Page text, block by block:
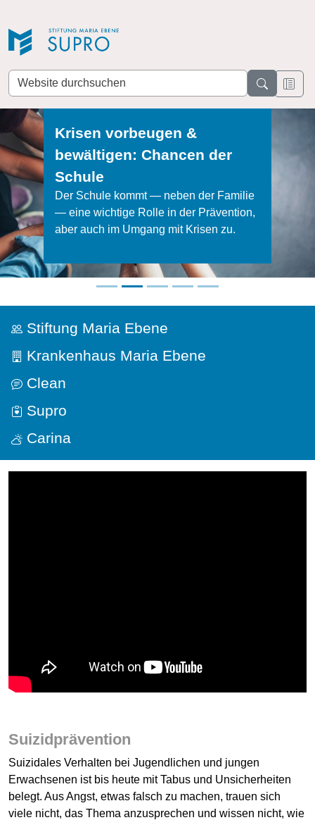
Website
durchsuchen
Krisen vorbeugen &
bewältigen: Chancen der
Schule
Der Schule kommt — neben der Familie
— eine wichtige Rolle in der Prävention,
aber auch im Umgang mit Krisen zu.
Stiftung Maria Ebene
Krankenhaus Maria Ebene
Clean
Supro
Carina
Suizidprävention
Suizidales Verhalten bei Jugendlichen und jungen
Erwachsenen ist bis heute mit Tabus und Unsicherheiten
belegt. Aus Angst, etwas falsch zu machen, trauen sich
viele nicht, das Thema anzusprechen und wissen nicht, wie